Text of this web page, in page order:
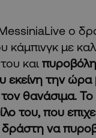
ο
κάμπινγκ με
και
εκείνη την ώρα
θανάσιμα. Το
του, που
δράστη να